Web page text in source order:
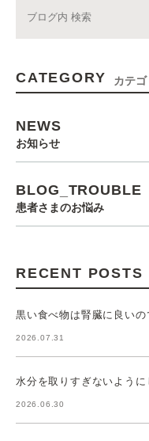
CATEGORY カテ
NEWS
お知らせ
BLOG_TROUBLE
患者さまのお悩み
RECENT POSTS
黒い食べ物は腎臓に良いの
2026.07.31
水分を取りすぎないように
2026.06.30